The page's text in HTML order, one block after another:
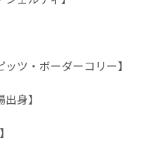
ツ・ボーダーコリー】
身】